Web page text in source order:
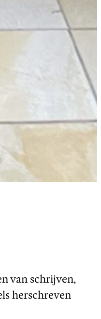
van schrijven,
herschreven